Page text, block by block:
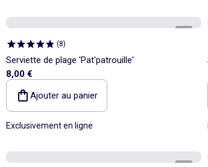
(8)
Serviette de plage 'Pat'patrouille'
8,00 €
Ajouter au panier
Exclusivement en ligne